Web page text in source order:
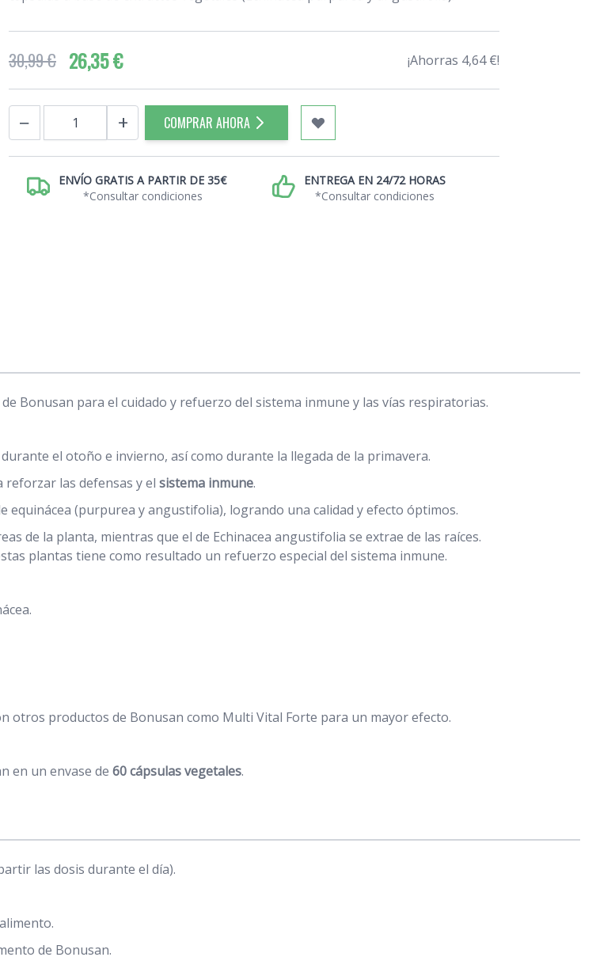
30,99 € 26,35 € ¡Ahorras 4,64 €!
− + COMPRAR AHORA
ENVÍO GRATIS A PARTIR DE 35€
*Consultar condiciones
ENTREGA EN 24/72 HORAS
*Consultar condiciones
Bonusan para el cuidado y refuerzo del sistema inmune y las vías respiratorias.
el otoño e invierno, así como durante la llegada de la primavera.
reforzar las defensas y el sistema inmune.
(purpurea y angustifolia), logrando una calidad y efecto óptimos.
de la planta, mientras que el de Echinacea angustifolia se extrae de las raíces.
plantas tiene como resultado un refuerzo especial del sistema inmune.
otros productos de Bonusan como Multi Vital Forte para un mayor efecto.
en un envase de 60 cápsulas vegetales.
las dosis durante el día).
de Bonusan.